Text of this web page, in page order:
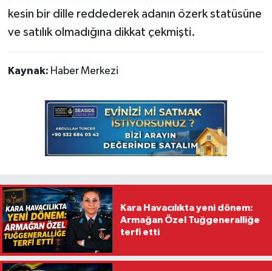
kesin bir dille reddederek adanın özerk statüsüne
ve satılık olmadığına dikkat çekmişti.
Kaynak: Haber Merkezi
Kara Havacılıkta yeni dönem:
Armağan Özel Tuğgeneralliğe
terfi etti